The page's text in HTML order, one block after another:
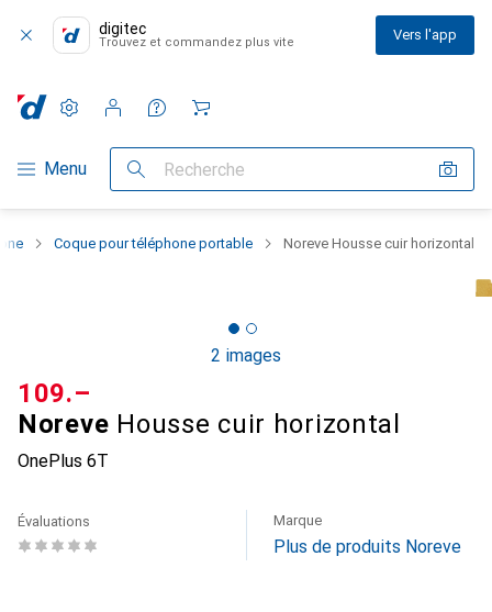
digitec
Trouvez et commandez plus vite Vers l'app
Navigation par catégorie
Menu Recherche
Paramètres
Compte client
Listes de comparaison
Listes d'envies
Panier
Coque pour téléphone portable Noreve Housse cuir horizontal
2 images
Noreve Housse cuir horizontal
OnePlus 6T
CHF
109.–
Évaluations Marque
Plus de produits Noreve